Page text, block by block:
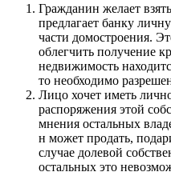
Гражданин желает
предлагает банку
части домостроения.
облегчить получение
недвижимость
то необходимо
Лицо хочет иметь
распоряжения этой
мнения остальных
н может продать,
случае долевой
остальных это